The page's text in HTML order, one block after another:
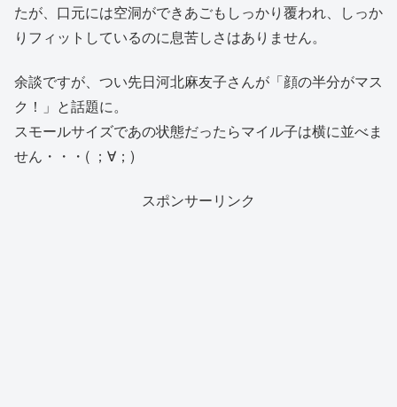
たが、口元には空洞ができあごもしっかり覆われ、しっか
りフィットしているのに息苦しさはありません。
余談ですが、つい先日河北麻友子さんが「顔の半分がマス
ク！」と話題に。
スモールサイズであの状態だったらマイル子は横に並べま
せん・・・( ；∀；)
スポンサーリンク